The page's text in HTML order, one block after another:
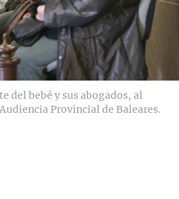
del bebé y sus abogados, al
Provincial de Baleares.